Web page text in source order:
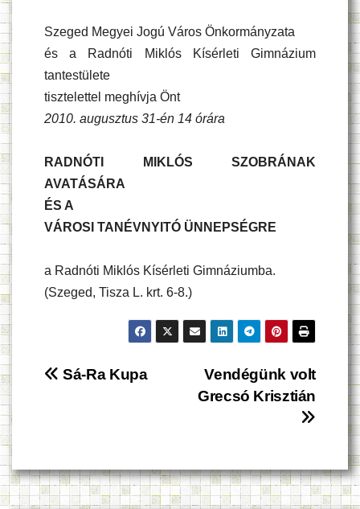
Szeged Megyei Jogú Város Önkormányzata
és a Radnóti Miklós Kísérleti Gimnázium
tantestülete
tisztelettel meghívja Önt
2010. augusztus 31-én 14 órára
RADNÓTI MIKLÓS SZOBRÁNAK
AVATÁSÁRA
ÉS A
VÁROSI TANÉVNYITÓ ÜNNEPSÉGRE
a Radnóti Miklós Kísérleti Gimnáziumba.
(Szeged, Tisza L. krt. 6-8.)
Bejegyzés
Vendégünk volt
Grecsó Krisztián
Sá-Ra Kupa